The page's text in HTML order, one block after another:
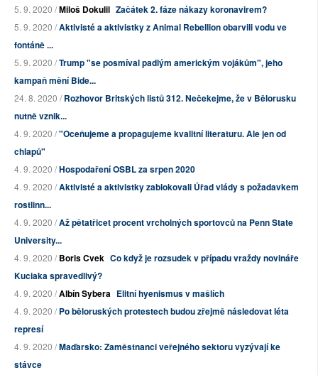
5. 9. 2020 /Miloš Dokulil Začátek 2. fáze nákazy koronavirem?
5. 9. 2020 /Aktivisté a aktivistky z Animal Rebellion obarvili vodu ve
fontáně ...
5. 9. 2020 /Trump "se posmíval padlým americkým vojákům", jeho
kampaň mění Bide...
24. 8. 2020 /Rozhovor Britských listů 312. Nečekejme, že v Bělorusku
nutně vznik...
4. 9. 2020 /"Oceňujeme a propagujeme kvalitní literaturu. Ale jen od
chlapů"
4. 9. 2020 /Hospodaření OSBL za srpen 2020
4. 9. 2020 /Aktivisté a aktivistky zablokovali Úřad vlády s požadavkem
rostlinn...
4. 9. 2020 /Až pětatřicet procent vrcholných sportovců na Penn State
University...
4. 9. 2020 /Boris Cvek Co když je rozsudek v případu vraždy novináře
Kuciaka spravedlivý?
4. 9. 2020 /Albín Sybera Elitní hyenismus v mašlích
4. 9. 2020 /Po běloruských protestech budou zřejmě následovat léta
represí
4. 9. 2020 /Maďarsko: Zaměstnanci veřejného sektoru vyzývají ke
stávce